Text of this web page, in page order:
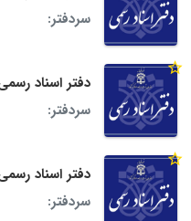
سردفتر:
دفتر اسناد رسمی 109
سردفتر:
دفتر اسناد رسمی 193
سردفتر: